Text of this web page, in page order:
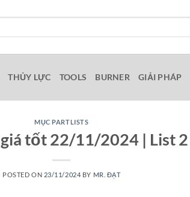
THỦY LỰC TOOLS BURNER GIẢI PHÁP
MỤC PARTLISTS
giá tốt 22/11/2024 | List 2
POSTED ON 23/11/2024 BY MR. ĐẠT